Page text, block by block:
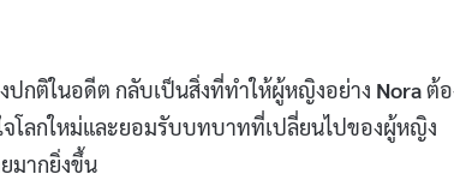
ปกติในอดีต กลับเป็นสิ่งที่ทำให้ผู้หญิงอย่าง Noraต้
โลกใหม่และยอมรับบทบาทที่เปลี่ยนไปของผู้หญิง
มากยิ่งขึ้น